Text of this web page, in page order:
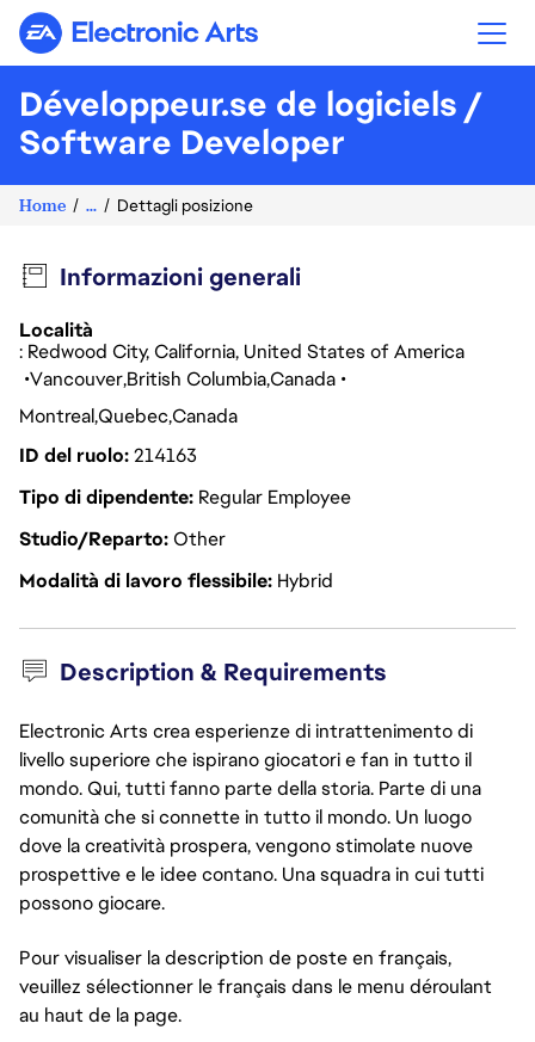
Electronic Arts
Développeur.se de logiciels /
Software Developer
Home ... Dettagli posizione
Informazioni generali
Località
: Redwood City, California, United States of America
VancouverBritish ColumbiaCanada
MontrealQuebecCanada
ID del ruolo214163
Tipo di dipendente Regular Employee
Studio/RepartoOther
Modalità di lavoro flessibile Hybrid
Description & Requirements
Electronic Arts crea esperienze di intrattenimento di
livello superiore che ispirano giocatori e fan in tutto il
mondo. Qui, tutti fanno parte della storia. Parte di una
comunità che si connette in tutto il mondo. Un luogo
dove la creatività prospera, vengono stimolate nuove
prospettive e le idee contano. Una squadra in cui tutti
possono giocare.
Pour visualiser la description de poste en français,
veuillez sélectionner le français dans le menu déroulant
au haut de la page.